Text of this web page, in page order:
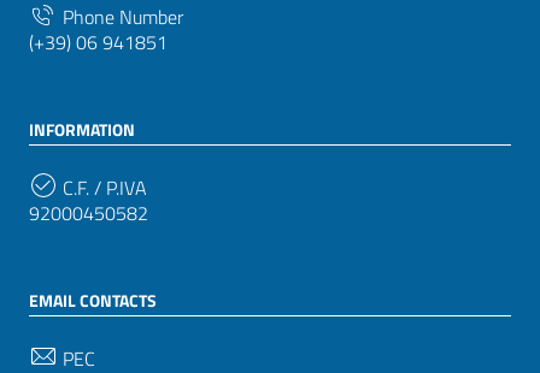
Phone Number
(+39) 06 941851
INFORMATION
C.F. / P.IVA
92000450582
EMAIL CONTACTS
PEC